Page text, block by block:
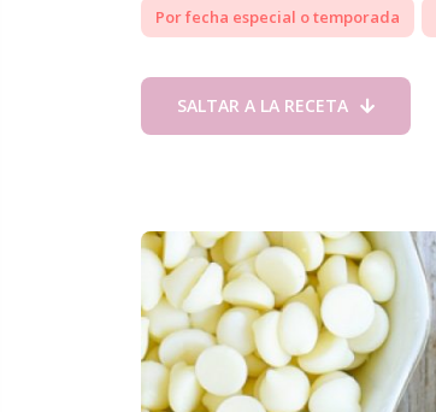
Por fecha especial o temporada
SALTAR A LA RECETA